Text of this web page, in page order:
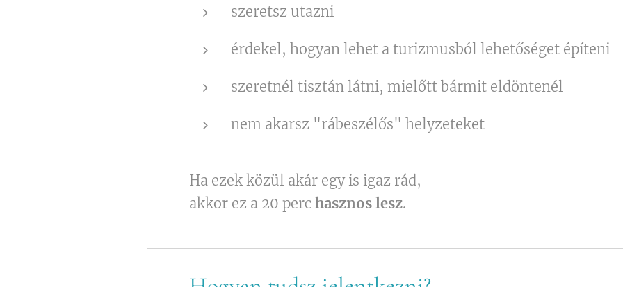
szeretsz utazni
érdekel, hogyan lehet a turizmusból lehetőséget építeni
szeretnél tisztán látni, mielőtt bármit eldöntenél
nem akarsz "rábeszélős" helyzeteket
Ha ezek közül akár egy is igaz rád,
akkor ez a 20 perc hasznos lesz.